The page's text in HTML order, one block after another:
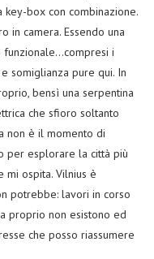
key-box con combinazione.
in camera. Essendo una
funzionale…compresi i
somiglianza pure qui. In
bensì una serpentina
che sfioro soltanto
non è il momento di
per esplorare la città più
ospita. Vilnius è
potrebbe: lavori in corso
proprio non esistono ed
che posso riassumere